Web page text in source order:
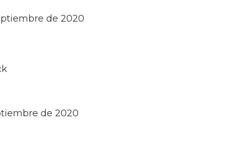
de 2020
de 2020